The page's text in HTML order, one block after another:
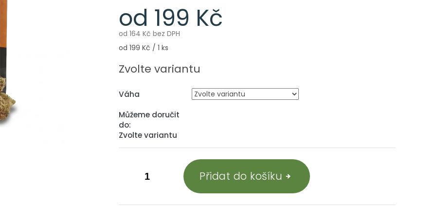
od 199 Kč
od 164 Kč bez DPH
Měrná
od 199 Kč / 1 ks
Zvolte variantu
Váha
Můžeme doručit
do:
Zvolte variantu
Přidat do košíku